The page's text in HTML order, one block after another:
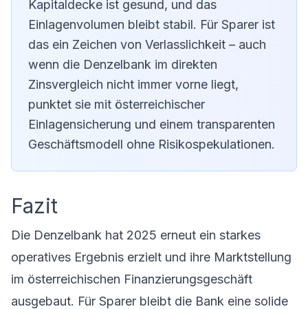
Kapitaldecke ist gesund, und das
Einlagenvolumen bleibt stabil. Für Sparer ist
das ein Zeichen von Verlasslichkeit – auch
wenn die Denzelbank im direkten
Zinsvergleich nicht immer vorne liegt,
punktet sie mit österreichischer
Einlagensicherung und einem transparenten
Geschäftsmodell ohne Risikospekulationen.
Fazit
Die Denzelbank hat 2025 erneut ein starkes
operatives Ergebnis erzielt und ihre Marktstellung
im österreichischen Finanzierungsgeschäft
ausgebaut. Für Sparer bleibt die Bank eine solide